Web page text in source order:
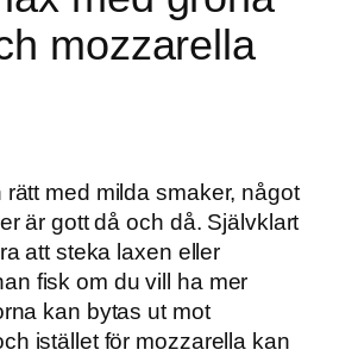
mozzarella
rätt med milda smaker, något
är gott då och då. Självklart
att steka laxen eller
fisk om du vill ha mer
kan bytas ut mot
istället för mozzarella kan